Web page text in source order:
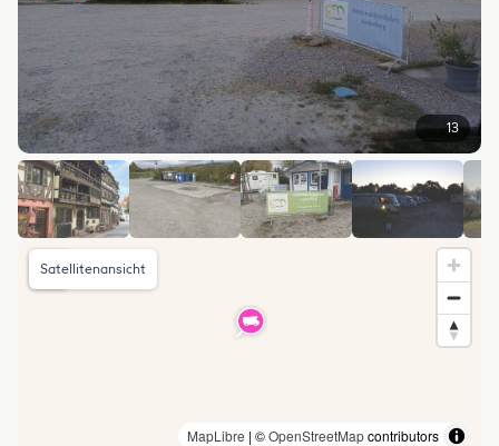
13
MapLibre | ©OpenStreetMapcontributors
Satellitenansicht